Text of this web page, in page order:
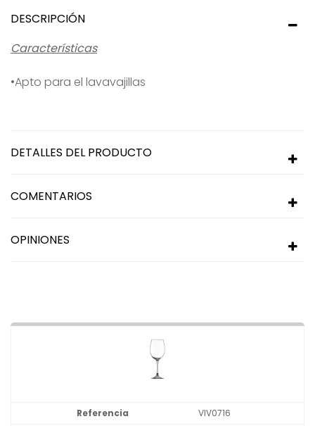
DESCRIPCIÓN
Características
•Apto para el lavavajillas
DETALLES DEL PRODUCTO
COMENTARIOS
OPINIONES
VIV0716